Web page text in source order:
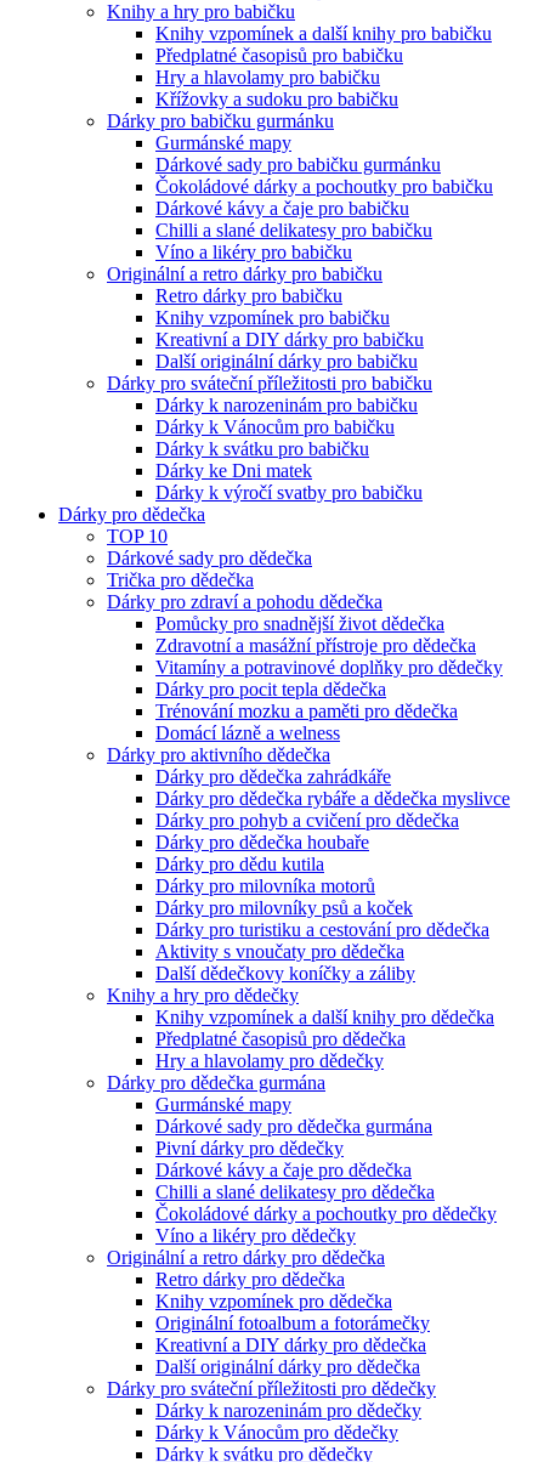
Knihy a hry pro babičku
Knihy vzpomínek a další knihy pro babičku
Předplatné časopisů pro babičku
Hry a hlavolamy pro babičku
Křížovky a sudoku pro babičku
Dárky pro babičku gurmánku
Gurmánské mapy
Dárkové sady pro babičku gurmánku
Čokoládové dárky a pochoutky pro babičku
Dárkové kávy a čaje pro babičku
Chilli a slané delikatesy pro babičku
Víno a likéry pro babičku
Originální a retro dárky pro babičku
Retro dárky pro babičku
Knihy vzpomínek pro babičku
Kreativní a DIY dárky pro babičku
Další originální dárky pro babičku
Dárky pro sváteční příležitosti pro babičku
Dárky k narozeninám pro babičku
Dárky k Vánocům pro babičku
Dárky k svátku pro babičku
Dárky ke Dni matek
Dárky k výročí svatby pro babičku
Dárky pro dědečka
TOP 10
Dárkové sady pro dědečka
Trička pro dědečka
Dárky pro zdraví a pohodu dědečka
Pomůcky pro snadnější život dědečka
Zdravotní a masážní přístroje pro dědečka
Vitamíny a potravinové doplňky pro dědečky
Dárky pro pocit tepla dědečka
Trénování mozku a paměti pro dědečka
Domácí lázně a welness
Dárky pro aktivního dědečka
Dárky pro dědečka zahrádkáře
Dárky pro dědečka rybáře a dědečka myslivce
Dárky pro pohyb a cvičení pro dědečka
Dárky pro dědečka houbaře
Dárky pro dědu kutila
Dárky pro milovníka motorů
Dárky pro milovníky psů a koček
Dárky pro turistiku a cestování pro dědečka
Aktivity s vnoučaty pro dědečka
Další dědečkovy koníčky a záliby
Knihy a hry pro dědečky
Knihy vzpomínek a další knihy pro dědečka
Předplatné časopisů pro dědečka
Hry a hlavolamy pro dědečky
Dárky pro dědečka gurmána
Gurmánské mapy
Dárkové sady pro dědečka gurmána
Pivní dárky pro dědečky
Dárkové kávy a čaje pro dědečka
Chilli a slané delikatesy pro dědečka
Čokoládové dárky a pochoutky pro dědečky
Víno a likéry pro dědečky
Originální a retro dárky pro dědečka
Retro dárky pro dědečka
Knihy vzpomínek pro dědečka
Originální fotoalbum a fotorámečky
Kreativní a DIY dárky pro dědečka
Další originální dárky pro dědečka
Dárky pro sváteční příležitosti pro dědečky
Dárky k narozeninám pro dědečky
Dárky k Vánocům pro dědečky
Dárky k svátku pro dědečky